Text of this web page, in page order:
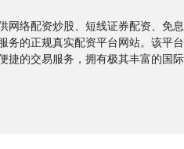
网络配资炒股、短线证券配资、免息
务的正规真实配资平台网站。该平台
捷的交易服务，拥有极其丰富的国际